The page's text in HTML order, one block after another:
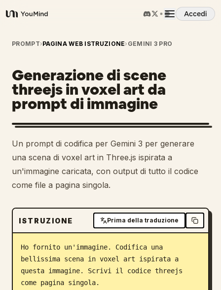
YouMind
Accedi
Panoramica
Casi d'uso
Abilità
Prompt
Prezzi
Blog
Aggiornamenti
PROMPT›PAGINA WEB ISTRUZIONE› GEMINI 3 PRO
Generazione di scene
threejs in voxel art da
prompt di immagine
Un prompt di codifica per Gemini 3 per generare
una scena di voxel art in Three.js ispirata a
un'immagine caricata, con output di tutto il codice
come file a pagina singola.
ISTRUZIONE Prima della traduzione
Ho fornito un'immagine. Codifica una
bellissima scena in voxel art ispirata a
questa immagine. Scrivi il codice threejs
come pagina singola.